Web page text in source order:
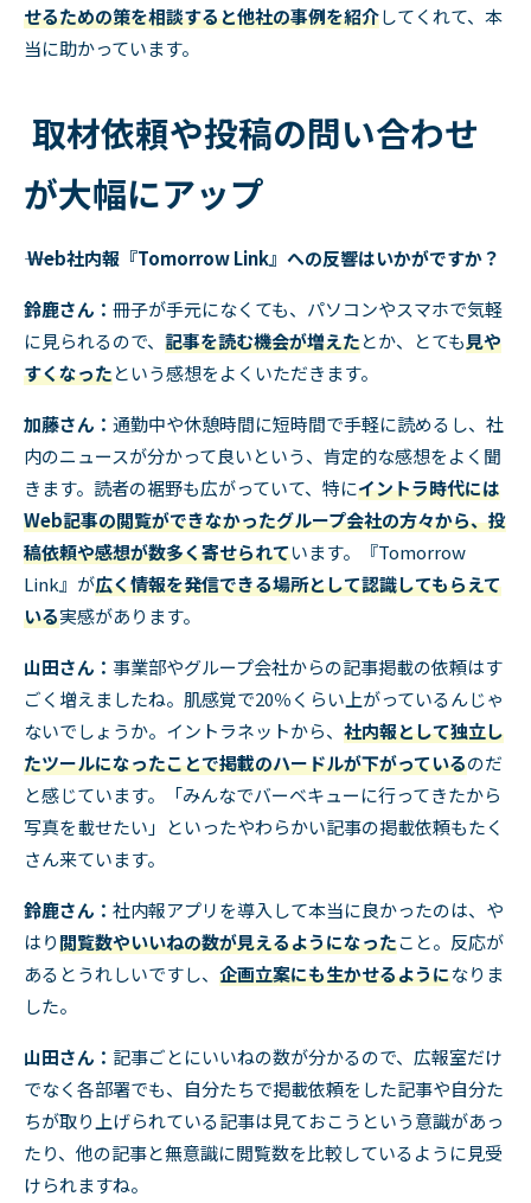
せるための策を相談すると他社の事例を紹介してくれて、本
当に助かっています。
取材依頼や投稿の問い合わせ
が大幅にアップ
―― Web社内報『Tomorrow Link』への反響はいかがですか？
鈴鹿さん： 冊子が手元になくても、パソコンやスマホで気軽
に見られるので、 記事を読む機会が増えたとか、とても見や
すくなったという感想をよくいただきます。
加藤さん： 通勤中や休憩時間に短時間で手軽に読めるし、社
内のニュースが分かって良いという、肯定的な感想をよく聞
きます。読者の裾野も広がっていて、特にイントラ時代には
Web記事の閲覧ができなかったグループ会社の方々から、投
稿依頼や感想が数多く寄せられています。『Tomorrow
Link』が広く情報を発信できる場所として認識してもらえて
いる実感があります。
山田さん： 事業部やグループ会社からの記事掲載の依頼はす
ごく増えましたね。肌感覚で20％くらい上がっているんじゃ
ないでしょうか。イントラネットから、 社内報として独立し
たツールになったことで掲載のハードルが下がっているのだ
と感じています。「みんなでバーベキューに行ってきたから
写真を載せたい」といったやわらかい記事の掲載依頼もたく
さん来ています。
鈴鹿さん： 社内報アプリを導入して本当に良かったのは、や
はり閲覧数やいいねの数が見えるようになったこと。反応が
あるとうれしいですし、 企画立案にも生かせるようになりま
した。
山田さん： 記事ごとにいいねの数が分かるので、広報室だけ
でなく各部署でも、自分たちで掲載依頼をした記事や自分た
ちが取り上げられている記事は見ておこうという意識があっ
たり、他の記事と無意識に閲覧数を比較しているように見受
けられますね。